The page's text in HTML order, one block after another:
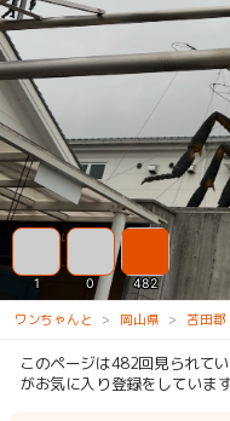
1 0 482
ワンちゃんと 岡山県 苫田郡
このページは482回見られて
がお気に入り登録をしています